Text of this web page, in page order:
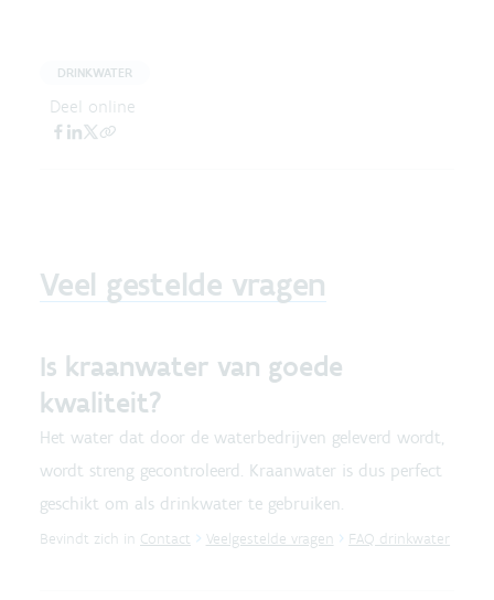
DRINKWATER
Deel online
Veel gestelde vragen
Is kraanwater van goede
kwaliteit?
Het water dat door de waterbedrijven geleverd wordt,
wordt streng gecontroleerd. Kraanwater is dus perfect
geschikt om als drinkwater te gebruiken.
Bevindt zich in Contact Veelgestelde vragen FAQ drinkwater